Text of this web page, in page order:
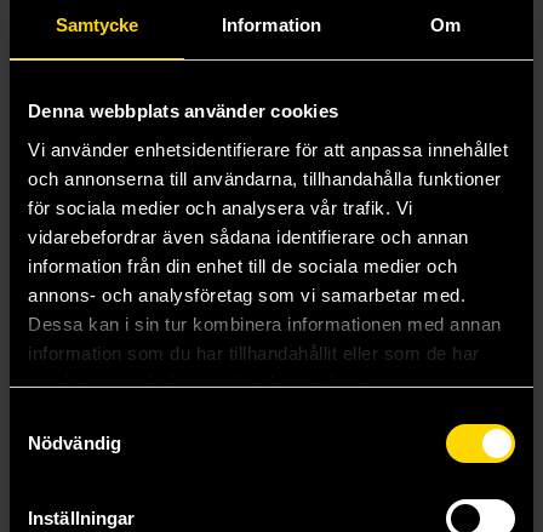
Samtycke Information Om
Denna webbplats använder cookies
Vi använder enhetsidentifierare för att anpassa innehållet
och annonserna till användarna, tillhandahålla funktioner
för sociala medier och analysera vår trafik. Vi
vidarebefordrar även sådana identifierare och annan
information från din enhet till de sociala medier och
annons- och analysföretag som vi samarbetar med.
Dessa kan i sin tur kombinera informationen med annan
information som du har tillhandahållit eller som de har
samlat in när du har använt deras tjänster.
Nödvändig
Inställningar
Disney Twisted-Wonderland The Manga: Book of Octavinelle Vol 1
Wakana Hazuki
179 kr
Beställ